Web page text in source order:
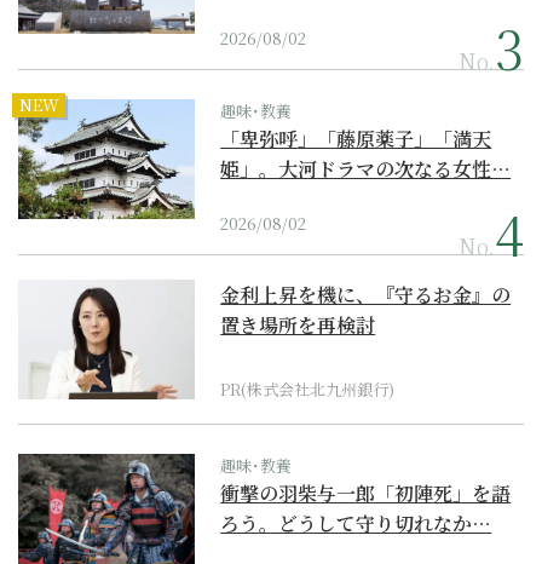
2026/08/02
No.
NEW 趣味･教養
「卑弥呼」「藤原薬子」「満天
姫」。大河ドラマの次なる女性…
2026/08/02
No.
金利上昇を機に、『守るお金』の
置き場所を再検討
PR(株式会社北九州銀行)
趣味･教養
衝撃の羽柴与一郎「初陣死」を語
ろう。どうして守り切れなか…